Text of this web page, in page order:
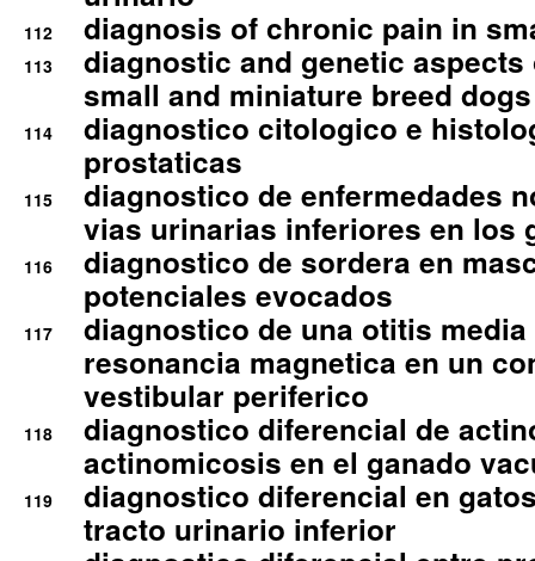
112 diagnosis of chronic pain in
113
diagnostic and genetic
small and miniature breed
114
diagnostico citologico e
prostaticas
115
diagnostico de enfermedades
vias urinarias inferiores en los
116
diagnostico de sordera en
potenciales evocados
117
diagnostico de una otitis
resonancia magnetica en un
vestibular periferico
118
diagnostico diferencial de
actinomicosis en el ganado
119
diagnostico diferencial en
tracto urinario inferior